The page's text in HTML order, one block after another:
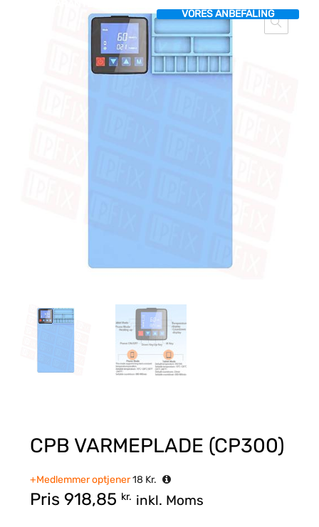
VORES ANBEFALING
CPB VARMEPLADE (CP300)
+Medlemmer optjener18 Kr.
Pris 918,85 kr. inkl. Moms